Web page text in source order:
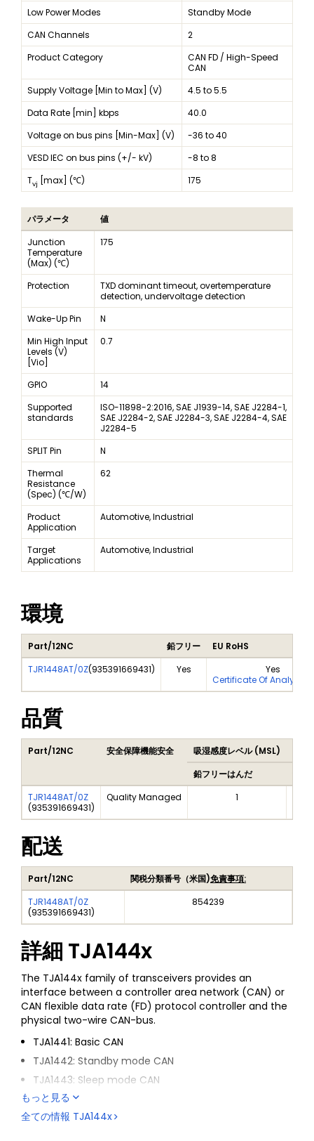
Low Power Modes
Standby Mode
CAN Channels
2
Product Category
CAN FD / High-Speed
CAN
Supply Voltage [Min to Max] (V)
4.5 to 5.5
Data Rate [min] kbps
40.0
Voltage on bus pins [Min-Max] (V)
-36 to 40
VESD IEC on bus pins (+/- kV)
-8 to 8
Tvj [max] (℃) 175
パラメータ
値
Junction
Temperature
(Max) (℃)
175
Protection
TXD dominant timeout, overtemperature
detection, undervoltage detection
Wake-Up Pin
N
Min High Input
Levels (V)
[Vio]
0.7
GPIO
14
Supported
standards
ISO-11898-2:2016, SAE J1939-14, SAE J2284-1,
SAE J2284-2, SAE J2284-3, SAE J2284-4, SAE
J2284-5
SPLIT Pin
N
Thermal
Resistance
(Spec) (℃/W)
62
Product
Application
Automotive, Industrial
Target
Applications
Automotive, Industrial
環境
Part/12NC 鉛フリー
EU RoHS
TJR1448AT/0Z(935391669431) Yes
Yes
Certificate Of Analysis
品質
Part/12NC 安全保障機能安全 吸湿感度レベル (MSL)
鉛フリーはんだ
TJR1448AT/0Z
(935391669431)
Quality Managed 1
配送
Part/12NC 関税分類番号（米国)免責事項:
TJR1448AT/0Z
(935391669431)
854239
詳細 TJA144x
The TJA144x family of transceivers provides an
interface between a controller area network (CAN) or
CAN flexible data rate (FD) protocol controller and the
physical two-wire CAN-bus.
TJA1441: Basic CAN
TJA1442: Standby mode CAN
TJA1443: Sleep mode CAN
TJA1448: Dual channel standby mode CAN
All variants enable reliable communication in the CAN
もっと見る
全ての情報 TJA144x